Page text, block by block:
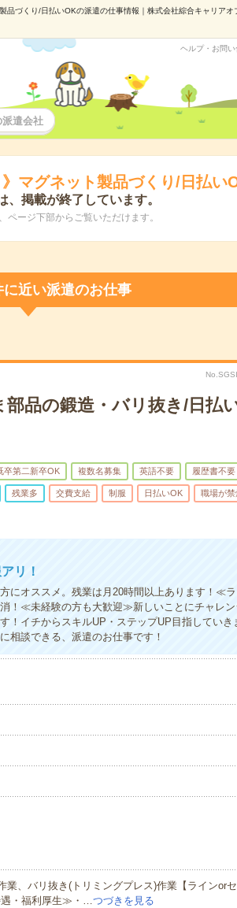
品づくり/日払いOKの派遣の仕事情報｜株式会社綜合キャリア
ヘルプ・お問い
遣会社
》マグネット製品づくり/日払い
、掲載が終了しています。
ページ下部からご覧いただけます。
近い派遣のお仕事
部品の鍛造・バリ抜き/日払
卒第二新卒OK 複数名募集 英語不要 履歴書不要
残業多 交費支給 制服 日払いOK 職場が禁
リ！
オススメ。残業は月20時間以上あります！≪ラ
！≪未経験の方も大歓迎≫新しいことにチャレン
！イチからスキルUP・ステップUP目指していき
談できる、派遣のお仕事です！
業、バリ抜き(トリミングプレス)作業【ラインor
遇・福利厚生≫・…つづきを見る